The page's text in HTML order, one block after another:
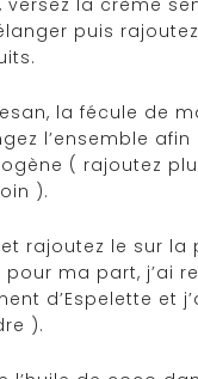
versez la crème
puis
la fécule de
l’ensemble afin
( rajoutez
).
rajoutez le sur la
ma part, j’ai
d’Espelette et
).